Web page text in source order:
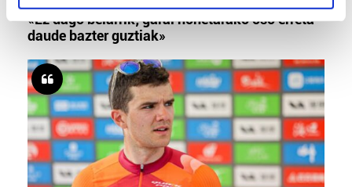
specific characteristics (fingerprinting)
Find out more about how your personal data is processed
and set your preferences in the
Guk eta gure bazkideek zure datu pertsonalak
prozesatzen ditugu, zure IP zenbakia, besteak beste,
teknologia erabiliz, cookieak adibidez, iragarki eta eduki
pertsonalizatuak eskaintzeko, iragarkiak eta edukia
neurtzeko, jendeari buruzko informazioa biltzeko eta
produktuak garatzeko. Zure datuak nork eta zertarako
«Ez dago belarrik; garai honetarako oso erreta
daude bazter guztiak»